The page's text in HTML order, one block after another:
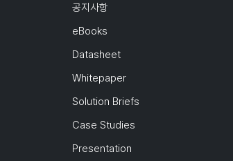
공지사항
eBooks
Datasheet
Whitepaper
Solution Briefs
Case Studies
Presentation